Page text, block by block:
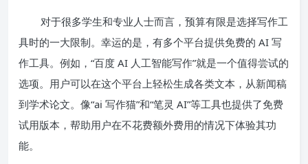
对于很多学生和专业人士而言，预算有限是选择写作工
具时的一大限制。幸运的是，有多个平台提供免费的 AI 写
作工具。例如，“百度 AI 人工智能写作”就是一个值得尝试的
选项。用户可以在这个平台上轻松生成各类文本，从新闻稿
到学术论文。像“ai 写作猫”和“笔灵 AI”等工具也提供了免费
试用版本，帮助用户在不花费额外费用的情况下体验其功
能。